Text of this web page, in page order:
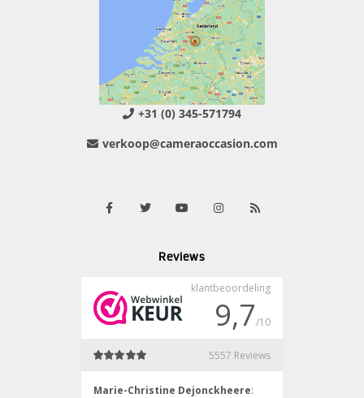
+31 (0) 345-571794
verkoop@cameraoccasion.com
Reviews